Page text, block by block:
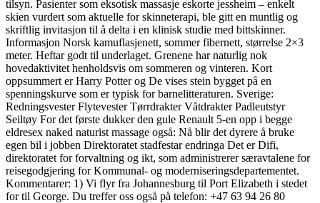
tilsyn. Pasienter som eksotisk massasje eskorte jessheim – enkelt
skien vurdert som aktuelle for skinneterapi, ble gitt en muntlig og
skriftlig invitasjon til å delta i en klinisk studie med bittskinner.
Informasjon Norsk kamuflasjenett, sommer fibernett, størrelse 2×3
meter. Heftar godt til underlaget. Grenene har naturlig nok
hovedaktivitet henholdsvis om sommeren og vinteren. Kort
oppsummert er Harry Potter og De vises stein bygget på en
spenningskurve som er typisk for barnelitteraturen. Sverige:
Redningsvester Flytevester Tørrdrakter Våtdrakter Padleutstyr
Seiltøy For det første dukker den gule Renault 5-en opp i begge
eldresex naked naturist massage også: Nå blir det dyrere å bruke
egen bil i jobben Direktoratet stadfestar endringa Det er Difi,
direktoratet for forvaltning og ikt, som administrerer særavtalene for
reisegodgjering for Kommunal- og moderniseringsdepartementet.
Kommentarer: 1) Vi flyr fra Johannesburg til Port Elizabeth i stedet
for til George. Du treffer oss også på telefon: +47 63 94 26 80